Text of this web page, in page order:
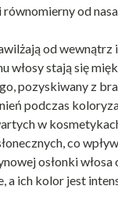
od
od
włosy stają się
pozyskiwany z
podczas
w
co
osłonki
a ich kolor jest